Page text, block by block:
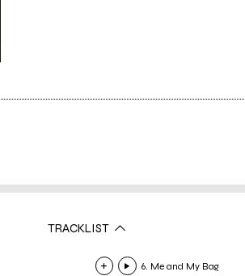
TRACKLIST
6. Me and My Bag